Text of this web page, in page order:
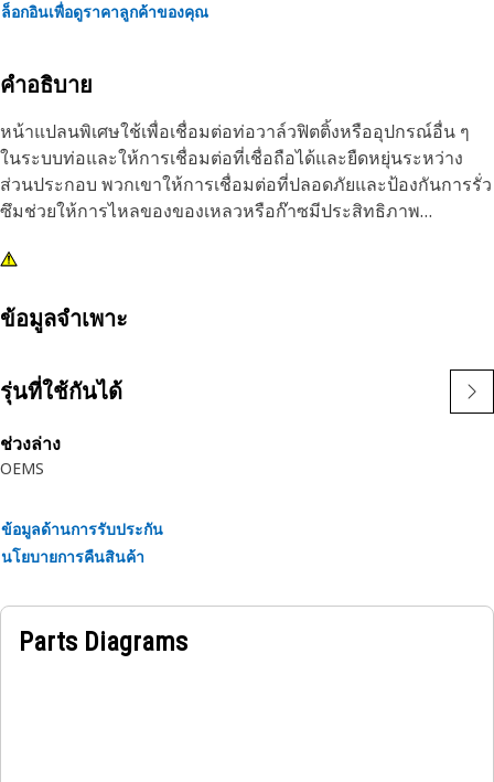
ล็อกอินเพื่อดูราคาลูกค้าของคุณ
คำอธิบาย
หน้าแปลนพิเศษใช้เพื่อเชื่อมต่อท่อวาล์วฟิตติ้งหรืออุปกรณ์อื่น ๆ
ในระบบท่อและให้การเชื่อมต่อที่เชื่อถือได้และยืดหยุ่นระหว่าง
ส่วนประกอบ พวกเขาให้การเชื่อมต่อที่ปลอดภัยและป้องกันการรั่ว
ซึมช่วยให้การไหลของของเหลวหรือก๊าซมีประสิทธิภาพ
คุณลักษณะ:
แน่นหนาและการซีลที่เชื่อถือได้
ความน่าเชื่อถือ
หน้าแปลนพิเศษช่วยป้องกันการรั่วไหลและรักษาประสิทธิภาพใน
การทํางาน
ข้อมูลจำเพาะ
รุ่นที่ใช้กันได้
ช่วงล่าง
OEMS
ข้อมูลด้านการรับประกัน
นโยบายการคืนสินค้า
Parts Diagrams